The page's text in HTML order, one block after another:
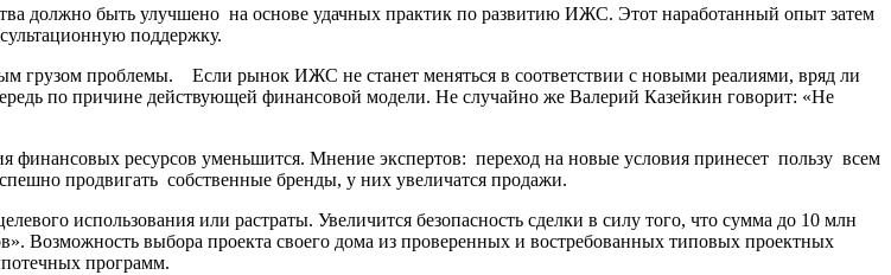
должно быть улучшено на основе удачных практик по развитию ИЖС. Этот наработанный опыт затем
поддержку.
грузом проблемы. Если рынок ИЖС не станет меняться в соответствии с новыми реалиями, вряд ли
по причине действующей финансовой модели. Не случайно же Валерий Казейкин говорит: «Не
финансовых ресурсов уменьшится. Мнение экспертов: переход на новые условия принесет пользу всем
продвигать собственные бренды, у них увеличатся продажи.
использования или растраты. Увеличится безопасность сделки в силу того, что сумма до 10 млн
Возможность выбора проекта своего дома из проверенных и востребованных типовых проектных
программ.